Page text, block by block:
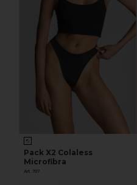
Pack X2 Colaless
Microfibra
Art. 707